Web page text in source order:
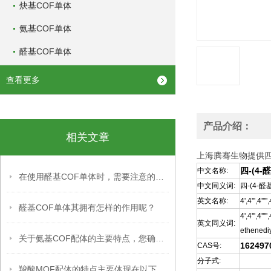
炔基COF单体
氨基COF单体
醛基COF单体
查看更多
相关文章
醛基COF单体其拥有怎样的作用呢？
产品介绍：
上海腾骞生物提
中文名称: 四-(4-
中文同义词:
四-(4-醛
英文名称:
英文同义词:
CAS号:
分子式: